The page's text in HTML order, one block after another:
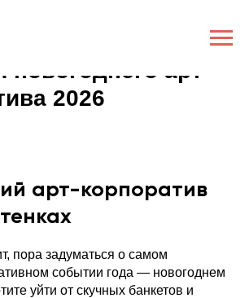
новогоднего арт
2026
арт-корпоратив
пора задуматься о самом
событии года — новогоднем
уйти от скучных банкетов и